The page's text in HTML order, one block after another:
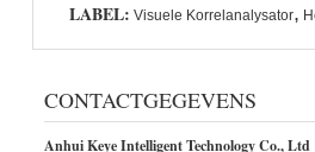
LABEL: Visuele Korrelanalysator,
CONTACTGEGEVENS
Anhui Keye Intelligent Technology Co., Ltd